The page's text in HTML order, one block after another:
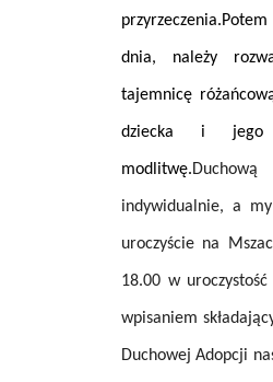
dnia, należy
tajemnicę
dziecka i jego
modlitwę.
indywidualnie, a
uroczyście na
18.00 w
wpisaniem
Duchowej Adopcji